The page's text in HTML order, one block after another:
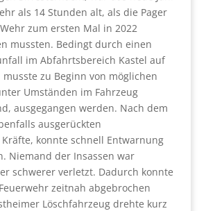
als 14 Stunden alt, als die Pager
zum ersten Mal in 2022
mussten. Bedingt durch einen
im Abfahrtsbereich Kastel auf
musste zu Beginn von möglichen
Umständen im Fahrzeug
ausgegangen werden. Nach dem
ausgerückten
konnte schnell Entwarnung
Niemand der Insassen war
schwerer verletzt. Dadurch konnte
zeitnah abgebrochen
Löschfahrzeug drehte kurz